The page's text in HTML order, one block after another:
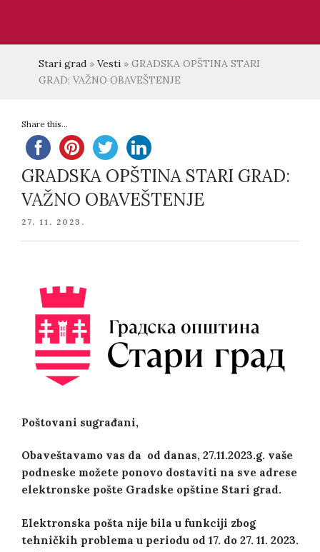
Stari grad » Vesti » GRADSKA OPŠTINA STARI
GRAD: VAŽNO OBAVEŠTENJE
Share this...
GRADSKA OPŠTINA STARI GRAD:
VAŽNO OBAVEŠTENJE
POSTED
27. 11. 2023.
Poštovani sugrađani,
Obaveštavamo vas da od danas, 27.11.2023.g. vaše
podneske možete ponovo dostaviti na sve adrese
elektronske pošte Gradske opštine Stari grad.
Elektronska pošta nije bila u funkciji zbog
tehničkih problema u periodu od 17. do 27. 11. 2023.